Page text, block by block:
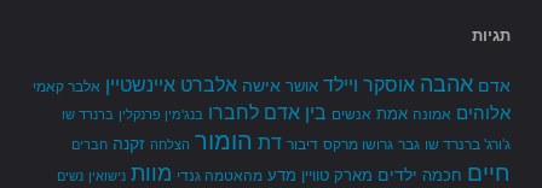
תגיות
אדם אהבה אוסקר ויילד אושר אישה אלברט איינשטיין אלבר קאמי
אלוהים אמונה אמת אנשים בין אדם לחברו בנג'מין פרנקלין ברנרד שו
ג'ורג' ברנרד שו גבר גרושו מרקס דיבור דת הומור הצלחה זקנה חברים
חיים חכמה ילדים מארק טוויין מדע מהאטמה גנדי מוות נישואין נשים